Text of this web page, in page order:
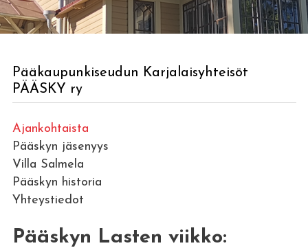
Pääkaupunkiseudun Karjalaisyhteisöt
PÄÄSKY ry
Ajankohtaista
Pääskyn jäsenyys
Villa Salmela
Pääskyn historia
Yhteystiedot
Pääskyn Lasten viikko: